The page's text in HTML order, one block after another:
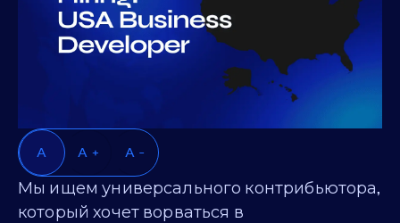
A A + A -
Мы ищем универсального контрибьютора,
который хочет ворваться в